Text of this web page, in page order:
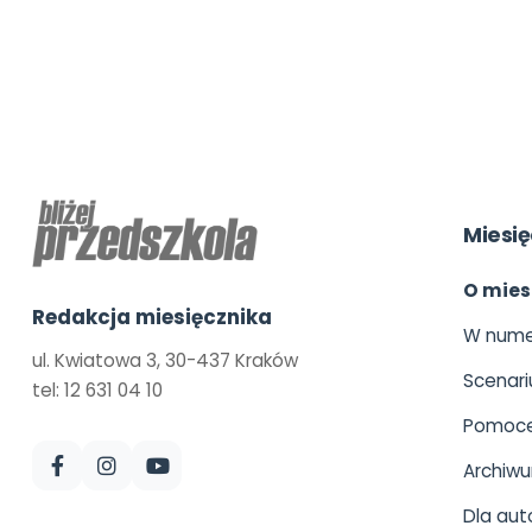
Redakcja miesięcznika
ul. Kwiatowa 3, 30-437 Kraków
tel: 12 631 04 10
O
W
Dla